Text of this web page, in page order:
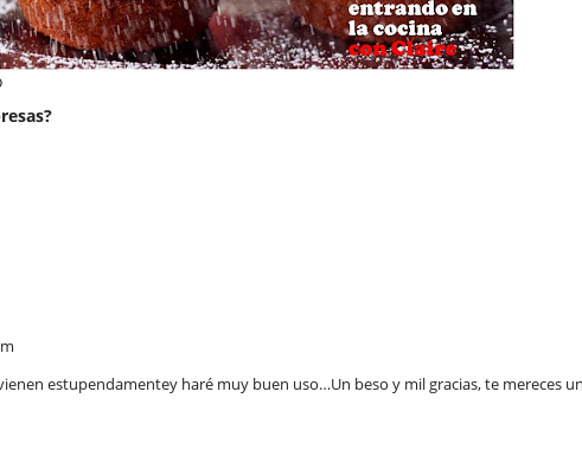
estupendamentey haré muy buen uso…Un beso y mil gracias, te mereces